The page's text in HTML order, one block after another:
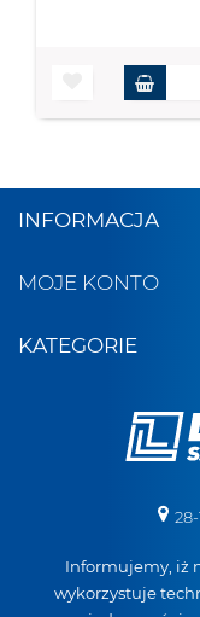
INFORMACJA
MOJE KONTO
KATEGORIE
Informujemy, iż
wykorzystuje